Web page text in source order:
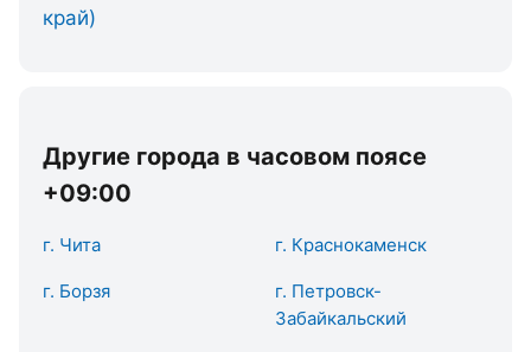
край)
Другие города в часовом поясе
+09:00
г. Чита г. Краснокаменск
г. Борзя
г. Петровск-
Забайкальский